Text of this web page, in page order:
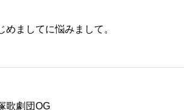
めましてに悩みまして。
歌劇団OG